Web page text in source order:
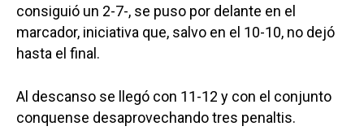
consiguió un 2-7-, se puso por delante en el
marcador, iniciativa que, salvo en el 10-10, no dejó
hasta el final.
Al descanso se llegó con 11-12 y con el conjunto
conquense desaprovechando tres penaltis.